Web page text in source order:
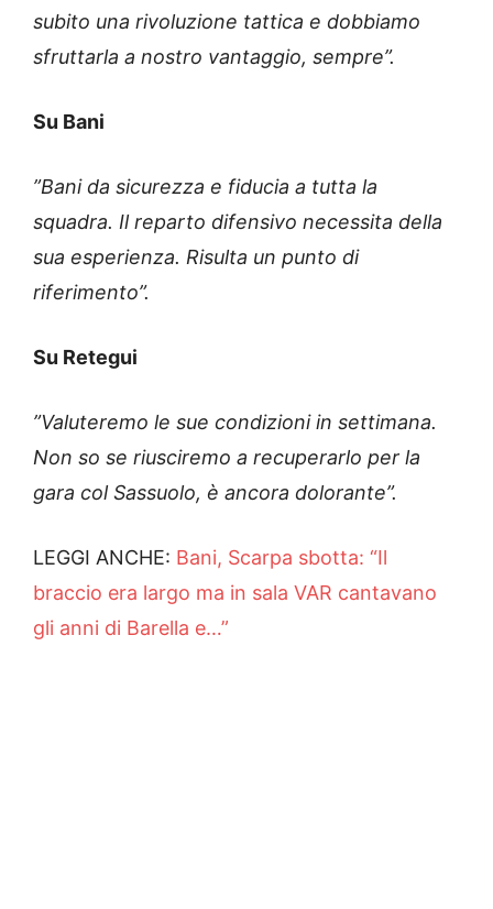
subito una rivoluzione tattica e dobbiamo
sfruttarla a nostro vantaggio, sempre”.
Su Bani
”Bani da sicurezza e fiducia a tutta la
squadra. Il reparto difensivo necessita della
sua esperienza. Risulta un punto di
riferimento”.
Su Retegui
”Valuteremo le sue condizioni in settimana.
Non so se riusciremo a recuperarlo per la
gara col Sassuolo, è ancora dolorante”.
LEGGI ANCHE: Bani, Scarpa sbotta: “Il
braccio era largo ma in sala VAR cantavano
gli anni di Barella e…”